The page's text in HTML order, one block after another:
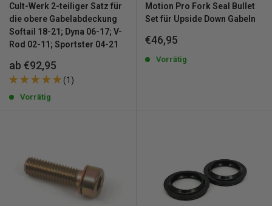
Cult-Werk 2-teiliger Satz für
die obere Gabelabdeckung
Softail 18-21; Dyna 06-17; V-
Rod 02-11; Sportster 04-21
Sonderpreis
ab €92,95
(1)
Vorrätig
Motion Pro Fork Seal Bullet
Set für Upside Down Gabeln
Sonderpreis
€46,95
Vorrätig